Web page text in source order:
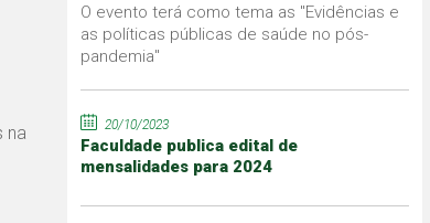
na
O evento terá como tema as "Evidências e
as políticas públicas de saúde no pós-
pandemia"
20/10/2023
Faculdade publica edital de
mensalidades para 2024